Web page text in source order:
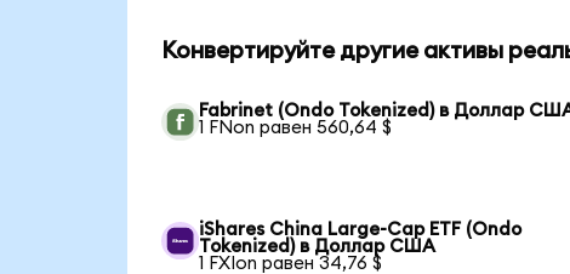
Конвертируйте другие активы
Fabrinet (Ondo Tokenized) в Доллар
1 FNon равен 560,64 $
iShares China Large-Cap ETF (Ondo
Tokenized) в Доллар США
1 FXIon равен 34,76 $